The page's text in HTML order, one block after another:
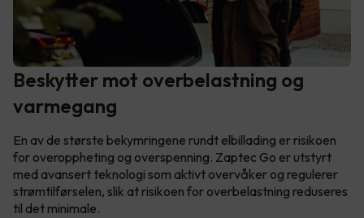
Beskytter mot overbelastning og
varmegang
En av de største bekymringene rundt elbillading er risikoen
for overoppheting og overspenning. Zaptec Go er utstyrt
med avansert teknologi som aktivt overvåker og regulerer
strømtilførselen, slik at risikoen for overbelastning reduseres
til det minimale.